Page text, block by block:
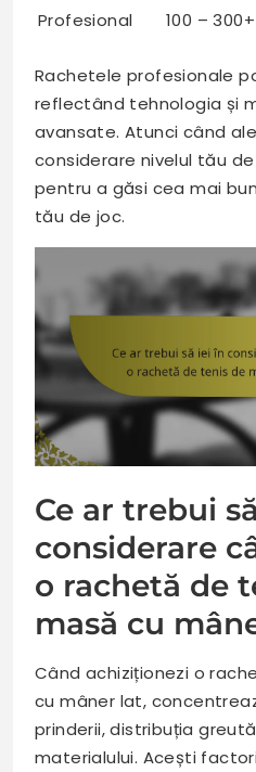
Profesional 100 – 300+
Rachetele profesionale
reflectând tehnologia și
avansate. Atunci când
considerare nivelul tău
pentru a găsi cea mai
tău de joc.
Ce ar trebui
considerare
o rachetă de
masă cu
Când achiziționezi o
cu mâner lat,
prinderii, distribuția
materialului. Acești